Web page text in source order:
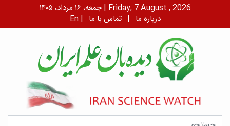
جمعه، ۱۶ مرداد، ۱۴۰۵ | Friday, 7 August , 2026
En | درباره ما | تماس با ما